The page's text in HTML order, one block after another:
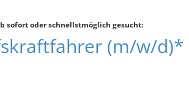
sofort oder schnellstmöglich gesucht:
(m/w/d)*